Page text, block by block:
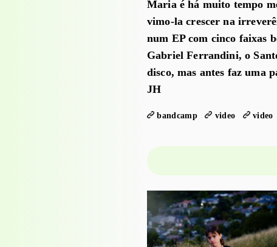
Maria é há muito tempo
vimo-la crescer na
num EP com cinco faixas
Gabriel Ferrandini, o
disco, mas antes faz uma
JH
bandcamp video video